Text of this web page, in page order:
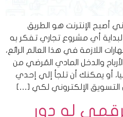
أصبح الإنترنت هو الطريق
لبداية أي مشروع تجاري تفكر به
اللازمة في هذا العالم الرائع،
والدخل المادي المُرضي من
أو يمكنك أن تلجأ إلي إحدي
الإلكتروني لكي […]
له دور